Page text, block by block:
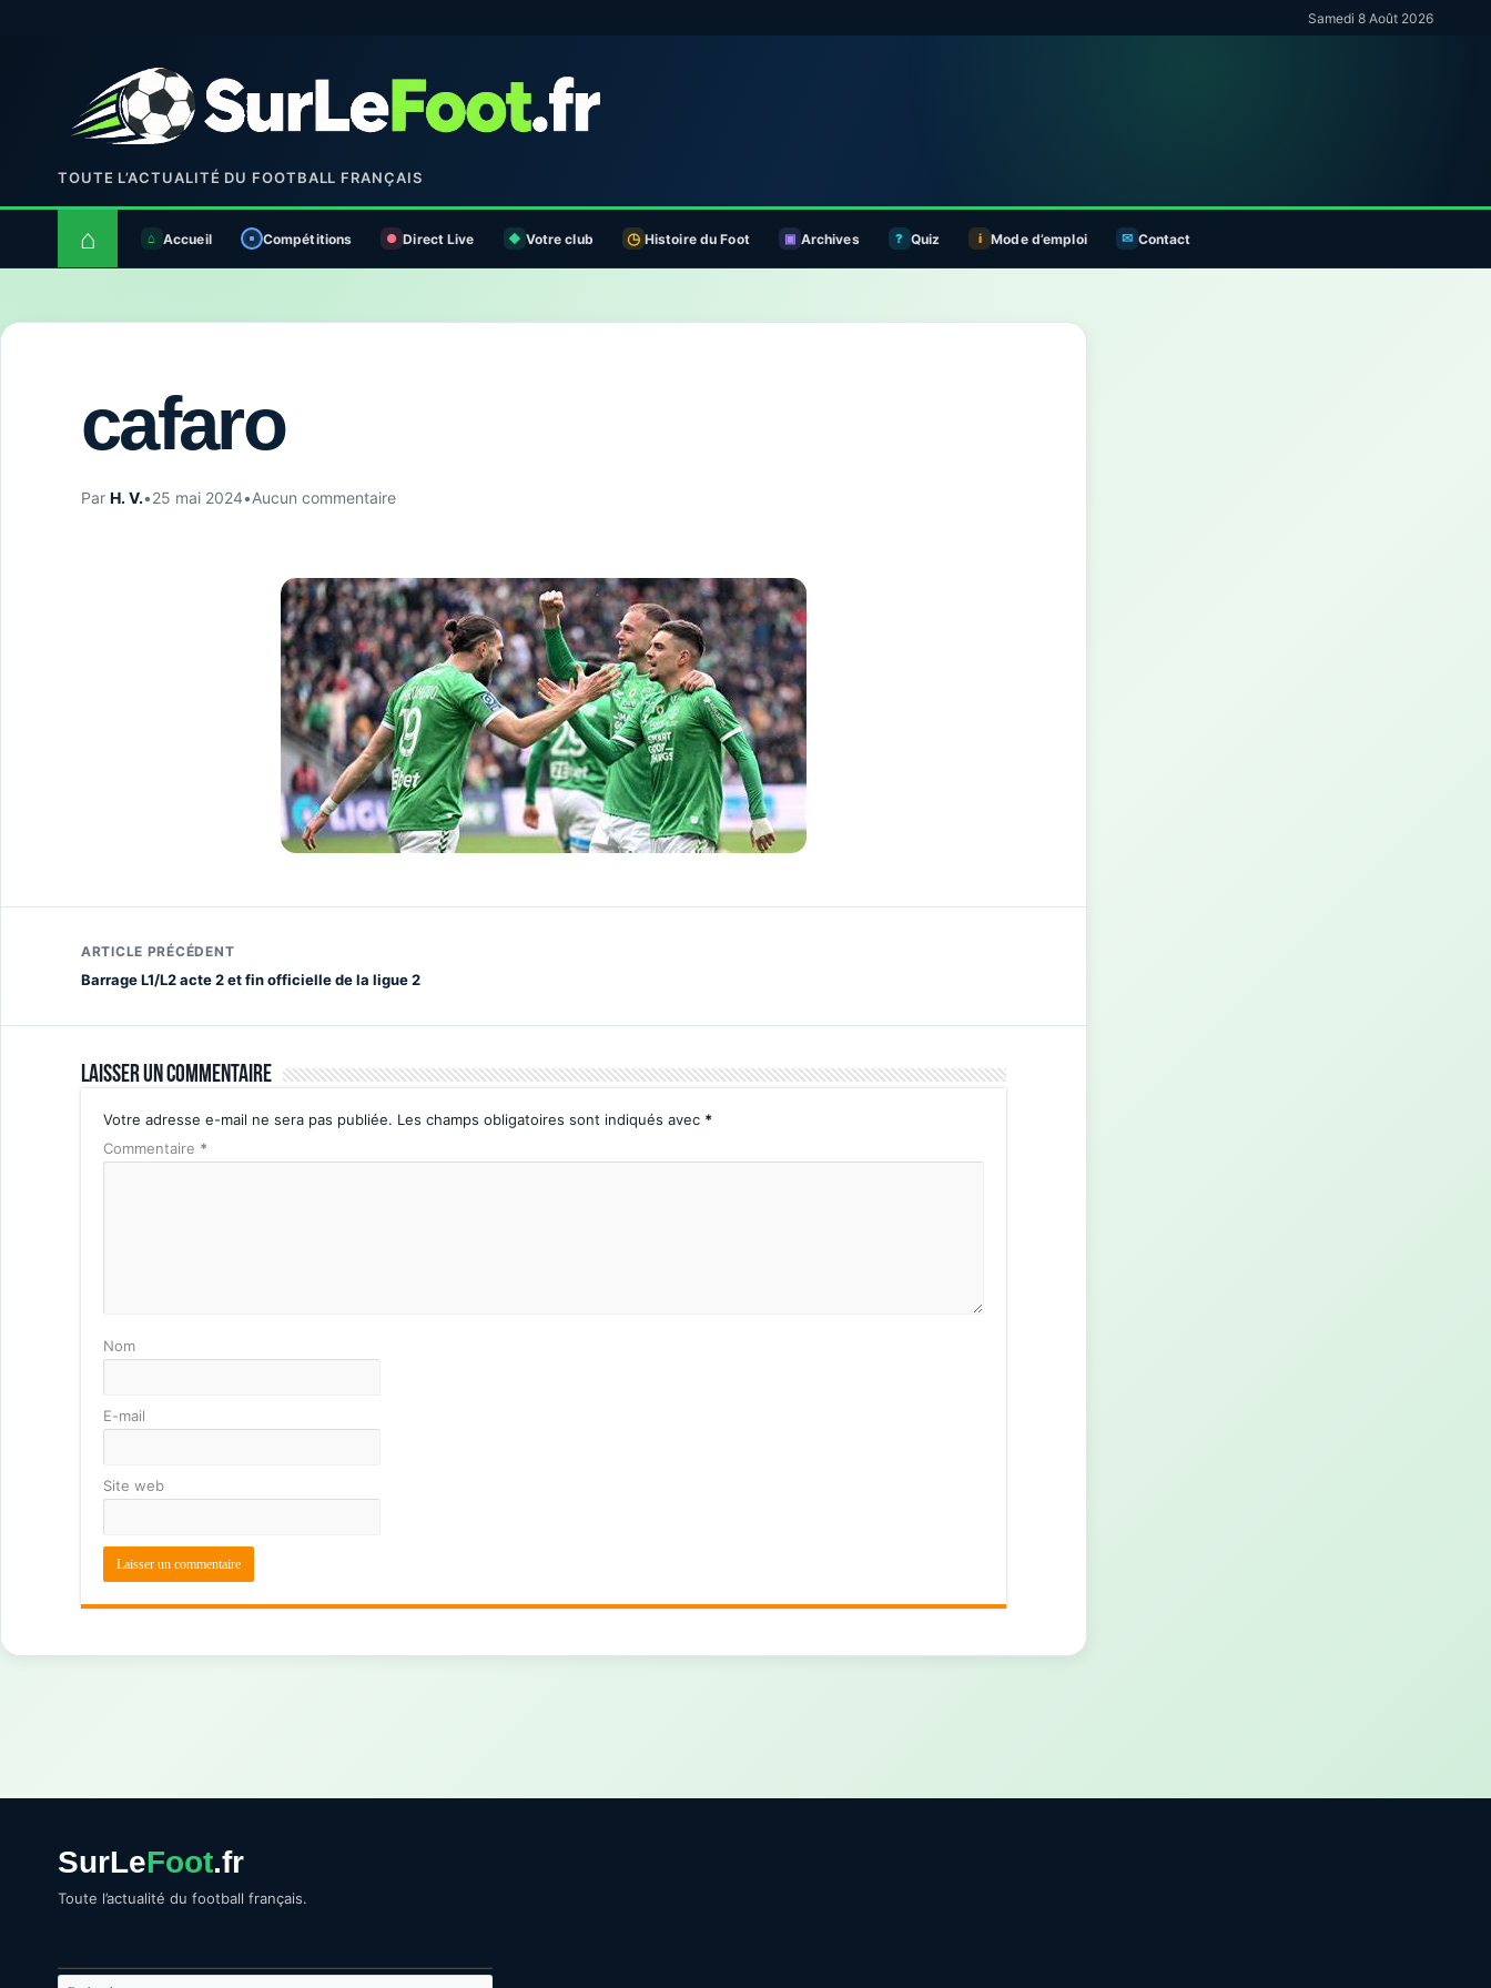
Samedi 8 Août 2026
TOUTE L’ACTUALITÉ DU FOOTBALL FRANÇAIS
⌂ Accueil Compétitions Direct Live Votre club Histoire du Foot Archives Quiz Mode d’emploi Contact
cafaro
Par H. V.•25 mai 2024•Aucun commentaire
ARTICLE PRÉCÉDENT
Barrage L1/L2 acte 2 et fin officielle de la ligue 2
Laisser un commentaire
Votre adresse e-mail ne sera pas publiée. Les champs obligatoires sont indiqués avec *
Commentaire *
Nom
E-mail
Site web
SurLeFoot.fr
Toute l’actualité du football français.